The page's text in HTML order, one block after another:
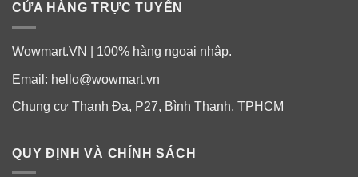
CỬA HÀNG TRỰC TUYẾN
Wowmart.VN | 100% hàng ngoại nhập.
Email: hello@wowmart.vn
Chung cư Thanh Đa, P27, Bình Thạnh, TPHCM
QUY ĐỊNH VÀ CHÍNH SÁCH